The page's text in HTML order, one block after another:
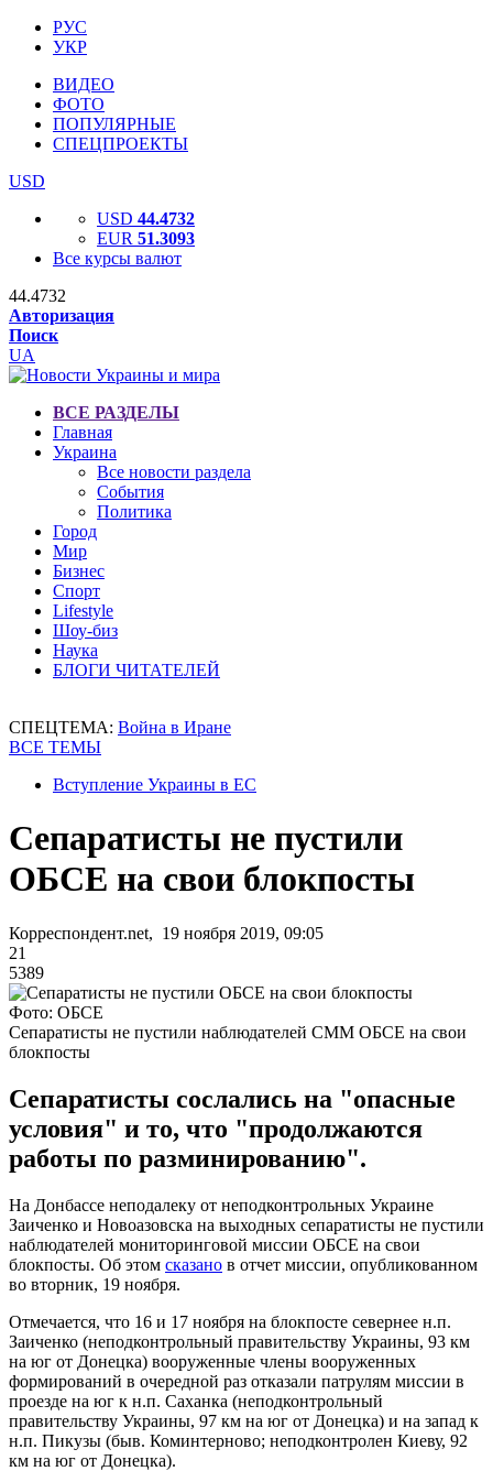
РУС
УКР
ВИДЕО
ФОТО
ПОПУЛЯРНЫЕ
СПЕЦПРОЕКТЫ
USD
USD 44.4732
EUR 51.3093
Все курсы валют
44.4732
Авторизация
Поиск
UA
ВСЕ РАЗДЕЛЫ
Главная
Украина
Все новости раздела
События
Политика
Город
Мир
Бизнес
Спорт
Lifestyle
Шоу-биз
Наука
БЛОГИ ЧИТАТЕЛЕЙ
СПЕЦТЕМА: Война в Иране
ВСЕ ТЕМЫ
Вступление Украины в ЕС
Сепаратисты не пустили
ОБСЕ на свои блокпосты
Корреспондент.net, 19 ноября 2019, 09:05
21
5389
Фото: ОБСЕ
Сепаратисты не пустили наблюдателей СММ ОБСЕ на свои
блокпосты
Сепаратисты сослались на "опасные
условия" и то, что "продолжаются
работы по разминированию".
На Донбассе неподалеку от неподконтрольных Украине
Заиченко и Новоазовска на выходных сепаратисты не пустили
наблюдателей мониторинговой миссии ОБСЕ на свои
блокпосты. Об этом сказано в отчет миссии, опубликованном
во вторник, 19 ноября.
Отмечается, что 16 и 17 ноября на блокпосте севернее н.п.
Заиченко (неподконтрольный правительству Украины, 93 км
на юг от Донецка) вооруженные члены вооруженных
формирований в очередной раз отказали патрулям миссии в
проезде на юг к н.п. Саханка (неподконтрольный
правительству Украины, 97 км на юг от Донецка) и на запад к
н.п. Пикузы (быв. Коминтерново; неподконтролен Киеву, 92
км на юг от Донецка).